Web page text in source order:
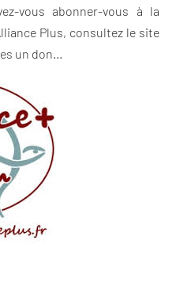
vous abonner-vous à la
Plus, consultez le site
un don…